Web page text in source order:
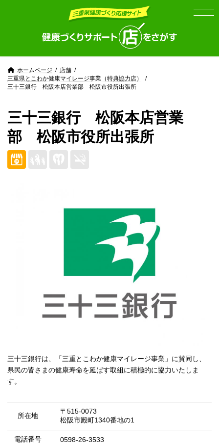
ホームページ
店舗
三重県とこわか健康マイレージ事業（特典協力店）
三十三銀行 松阪本店営業部 松阪市役所出張所
三十三銀行 松阪本店営業
部 松阪市役所出張所
三十三銀行は、「三重とこわか健康マイレージ事業」に賛同し、
県民の皆さまの健康寿命を延ばす取組に積極的に協力いたしま
す。
所在地
〒515-0073
松阪市殿町1340番地の1
電話番号 0598-26-3533